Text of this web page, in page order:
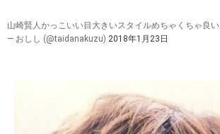
山崎賢人かっこいい目大きいスタイルめちゃくちゃ良い
— おしし (@taidanakuzu) 2018年1月23日